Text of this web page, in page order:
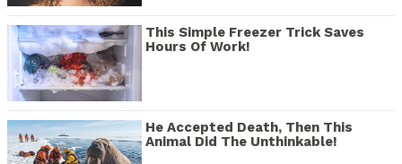
This Simple Freezer Trick Saves
Hours Of Work!
He Accepted Death, Then This
Animal Did The Unthinkable!